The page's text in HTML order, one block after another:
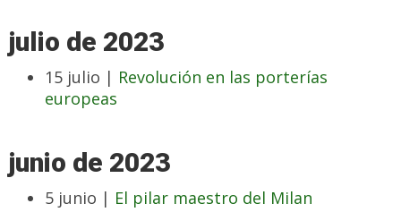
julio de 2023
15 julio | Revolución en las porterías
europeas
junio de 2023
5 junio | El pilar maestro del Milan